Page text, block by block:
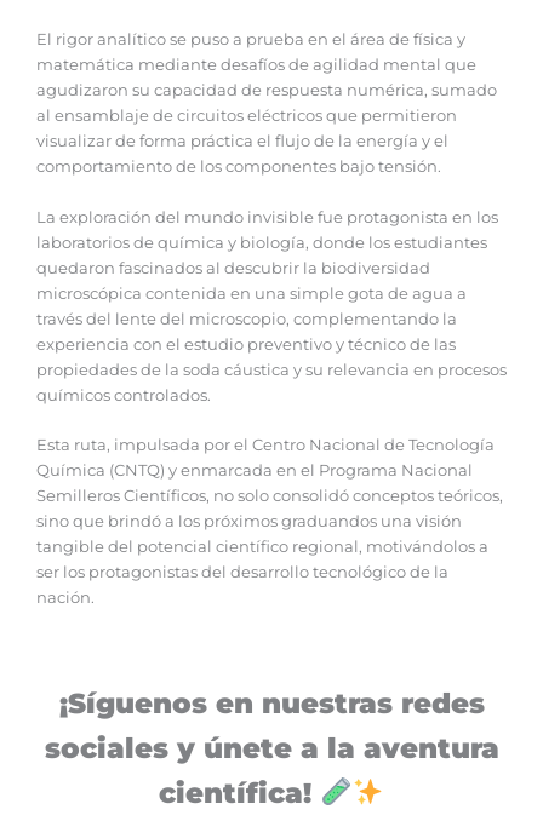
El rigor analítico se puso a prueba en el área de física y
matemática mediante desafíos de agilidad mental que
agudizaron su capacidad de respuesta numérica, sumado
al ensamblaje de circuitos eléctricos que permitieron
visualizar de forma práctica el flujo de la energía y el
comportamiento de los componentes bajo tensión.
La exploración del mundo invisible fue protagonista en los
laboratorios de química y biología, donde los estudiantes
quedaron fascinados al descubrir la biodiversidad
microscópica contenida en una simple gota de agua a
través del lente del microscopio, complementando la
experiencia con el estudio preventivo y técnico de las
propiedades de la soda cáustica y su relevancia en procesos
químicos controlados.
Esta ruta, impulsada por el Centro Nacional de Tecnología
Química (CNTQ) y enmarcada en el Programa Nacional
Semilleros Científicos, no solo consolidó conceptos teóricos,
sino que brindó a los próximos graduandos una visión
tangible del potencial científico regional, motivándolos a
ser los protagonistas del desarrollo tecnológico de la
nación.
¡Síguenos en nuestras redes
sociales y únete a la aventura
científica!